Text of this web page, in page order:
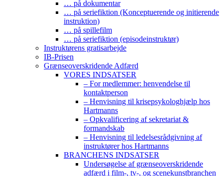
… på dokumentar
… på seriefiktion (Konceptuerende og initierende
instruktion)
… på spillefilm
… på seriefiktion (episodeinstruktør)
Instruktørens gratisarbejde
IB-Prisen
Grænseoverskridende Adfærd
VORES INDSATSER
– For medlemmer: henvendelse til
kontaktperson
– Henvisning til krisepsykologhjælp hos
Hartmanns
– Opkvalificering af sekretariat &
formandskab
– Henvisning til ledelsesrådgivning af
instruktører hos Hartmanns
BRANCHENS INDSATSER
Undersøgelse af grænseoverskridende
adfærd i film-, tv-, og scenekunstbranchen